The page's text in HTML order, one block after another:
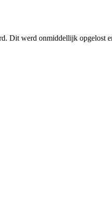
Dit werd onmiddellijk opgelost